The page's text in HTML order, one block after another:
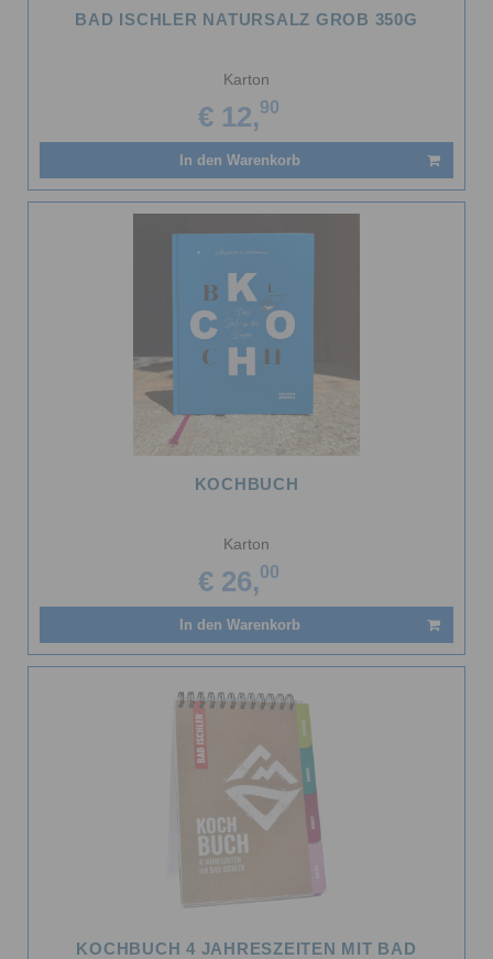
BAD ISCHLER NATURSALZ GROB 350G
Karton
€ 12,90
In den Warenkorb
KOCHBUCH
Karton
€ 26,00
In den Warenkorb
KOCHBUCH 4 JAHRESZEITEN MIT BAD